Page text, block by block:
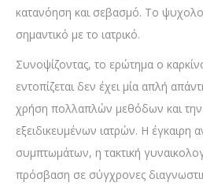
κατανόηση και σεβασμό. Το
σημαντικό με το ιατρικό.
Συνοψίζοντας, το ερώτημα ο
εντοπίζεται δεν έχει μία απλή
χρήση πολλαπλών μεθόδων και
εξειδικευμένων ιατρών. Η έγκαιρη
συμπτωμάτων, η τακτική
πρόσβαση σε σύγχρονες